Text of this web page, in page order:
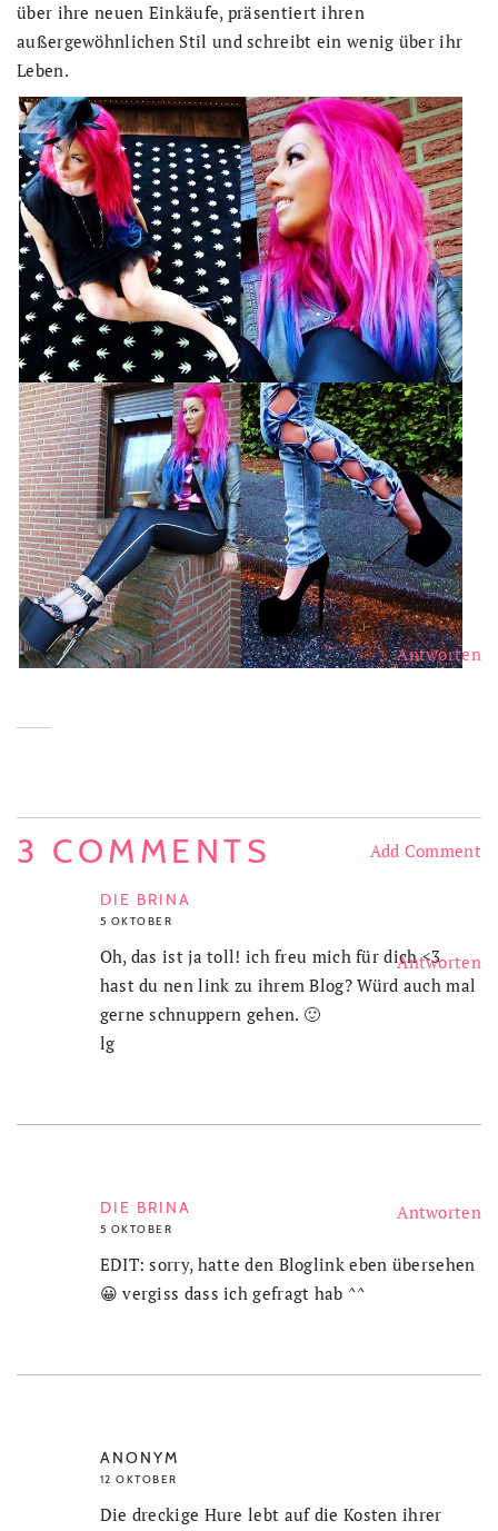
über ihre neuen Einkäufe, präsentiert ihren
außergewöhnlichen Stil und schreibt ein wenig über ihr
Leben.
3 COMMENTS Add Comment
DIE BRINA
5 OKTOBER
Antworten
Oh, das ist ja toll! ich freu mich für dich <3
hast du nen link zu ihrem Blog? Würd auch mal
gerne schnuppern gehen. 🙂
lg
DIE BRINA
5 OKTOBER
Antworten
EDIT: sorry, hatte den Bloglink eben übersehen
😀 vergiss dass ich gefragt hab ^^
ANONYM
12 OKTOBER
Antworten
Die dreckige Hure lebt auf die Kosten ihrer